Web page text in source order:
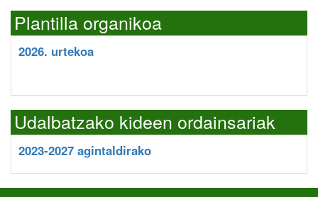
Plantilla organikoa
2026. urtekoa
Udalbatzako kideen ordainsariak
2023-2027 agintaldirako